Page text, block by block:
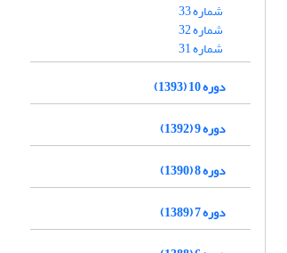
شماره 33
شماره 32
شماره 31
دوره 10 (1393)
دوره 9 (1392)
دوره 8 (1390)
دوره 7 (1389)